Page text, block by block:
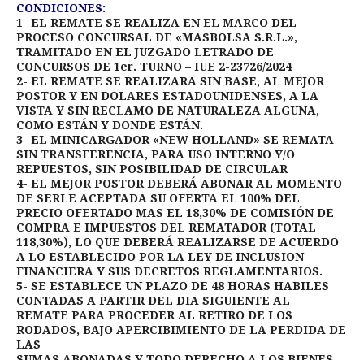
CONDICIONES:
1- EL REMATE SE REALIZA EN EL MARCO DEL
PROCESO CONCURSAL DE «MASBOLSA S.R.L.»,
TRAMITADO EN EL JUZGADO LETRADO DE
CONCURSOS DE 1er. TURNO – IUE 2-23726/2024
2- EL REMATE SE REALIZARA SIN BASE, AL MEJOR
POSTOR Y EN DOLARES ESTADOUNIDENSES, A LA
VISTA Y SIN RECLAMO DE NATURALEZA ALGUNA,
COMO ESTÁN Y DONDE ESTÁN.
3- EL MINICARGADOR «NEW HOLLAND» SE REMATA
SIN TRANSFERENCIA, PARA USO INTERNO Y/O
REPUESTOS, SIN POSIBILIDAD DE CIRCULAR
4- EL MEJOR POSTOR DEBERÁ ABONAR AL MOMENTO
DE SERLE ACEPTADA SU OFERTA EL 100% DEL
PRECIO OFERTADO MAS EL 18,30% DE COMISIÓN DE
COMPRA E IMPUESTOS DEL REMATADOR (TOTAL
118,30%), LO QUE DEBERÁ REALIZARSE DE ACUERDO
A LO ESTABLECIDO POR LA LEY DE INCLUSION
FINANCIERA Y SUS DECRETOS REGLAMENTARIOS.
5- SE ESTABLECE UN PLAZO DE 48 HORAS HABILES
CONTADAS A PARTIR DEL DIA SIGUIENTE AL
REMATE PARA PROCEDER AL RETIRO DE LOS
RODADOS, BAJO APERCIBIMIENTO DE LA PERDIDA DE
LAS